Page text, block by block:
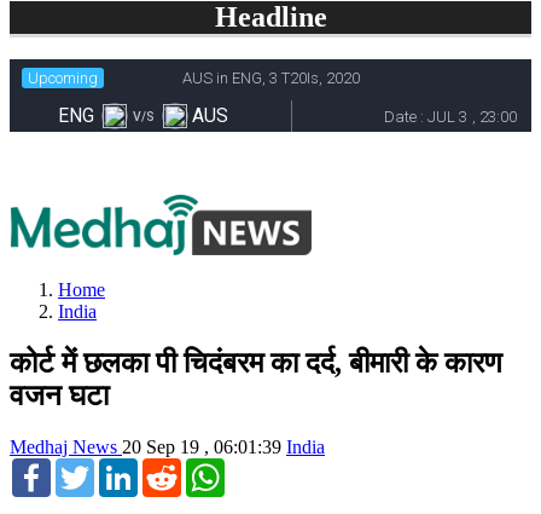
Headline
Home
India
कोर्ट में छलका पी चिदंबरम का दर्द, बीमारी के कारण
वजन घटा
Medhaj News 20 Sep 19 , 06:01:39 India
FacebookTwitterLinkedInReddit